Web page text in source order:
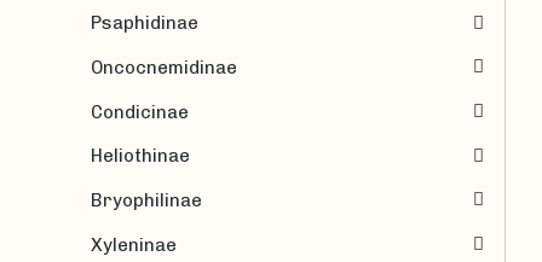
Psaphidinae
Oncocnemidinae
Condicinae
Heliothinae
Bryophilinae
Xyleninae